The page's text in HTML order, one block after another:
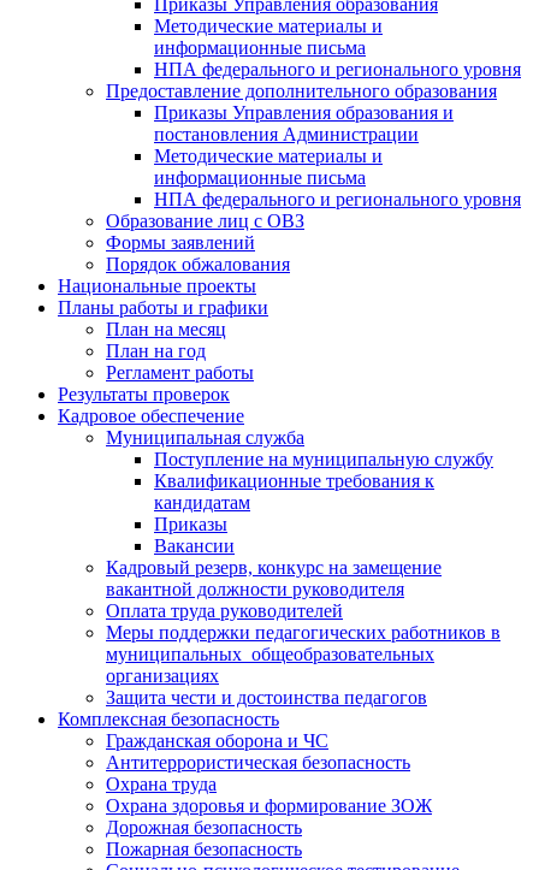
Методические материалы и
информационные письма
НПА федерального и регионального уровня
Предоставление дополнительного образования
Приказы Управления образования и
постановления Администрации
Методические материалы и
информационные письма
НПА федерального и регионального уровня
Образование лиц с ОВЗ
Формы заявлений
Порядок обжалования
Национальные проекты
Планы работы и графики
План на месяц
План на год
Регламент работы
Результаты проверок
Кадровое обеспечение
Муниципальная служба
Поступление на муниципальную службу
Квалификационные требования к
кандидатам
Приказы
Вакансии
Кадровый резерв, конкурс на замещение
вакантной должности руководителя
Оплата труда руководителей
Меры поддержки педагогических работников в
муниципальных общеобразовательных
организациях
Защита чести и достоинства педагогов
Комплексная безопасность
Гражданская оборона и ЧС
Антитеррористическая безопасность
Охрана труда
Охрана здоровья и формирование ЗОЖ
Дорожная безопасность
Пожарная безопасность